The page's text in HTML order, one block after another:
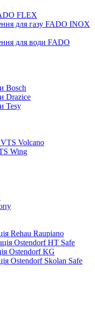
FLEX
для газу FADO INOX
для води FADO
Bosch
Drazice
Tesy
Volcano
Wing
Rehau Raupiano
Ostendorf HT Safe
Ostendorf KG
Ostendorf Skolan Safe